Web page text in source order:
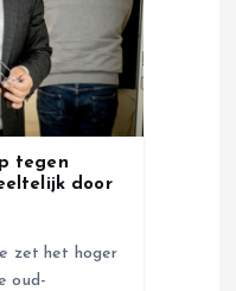
tegen
door
zet het hoger
oud-